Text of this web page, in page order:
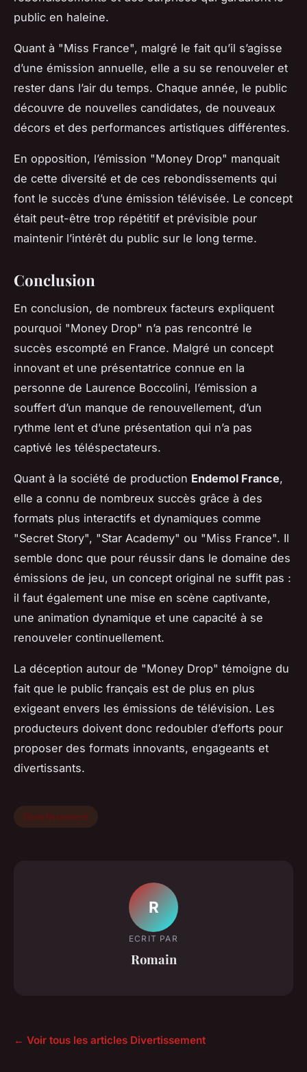
public en haleine.
Quant à "Miss France", malgré le fait qu’il s’agisse
d’une émission annuelle, elle a su se renouveler et
rester dans l’air du temps. Chaque année, le public
découvre de nouvelles candidates, de nouveaux
décors et des performances artistiques différentes.
En opposition, l’émission "Money Drop" manquait
de cette diversité et de ces rebondissements qui
font le succès d’une émission télévisée. Le concept
était peut-être trop répétitif et prévisible pour
maintenir l’intérêt du public sur le long terme.
Conclusion
En conclusion, de nombreux facteurs expliquent
pourquoi "Money Drop" n’a pas rencontré le
succès escompté en France. Malgré un concept
innovant et une présentatrice connue en la
personne de Laurence Boccolini, l’émission a
souffert d’un manque de renouvellement, d’un
rythme lent et d’une présentation qui n’a pas
captivé les téléspectateurs.
Quant à la société de production Endemol France,
elle a connu de nombreux succès grâce à des
formats plus interactifs et dynamiques comme
"Secret Story", "Star Academy" ou "Miss France". Il
semble donc que pour réussir dans le domaine des
émissions de jeu, un concept original ne suffit pas :
il faut également une mise en scène captivante,
une animation dynamique et une capacité à se
renouveler continuellement.
La déception autour de "Money Drop" témoigne du
fait que le public français est de plus en plus
exigeant envers les émissions de télévision. Les
producteurs doivent donc redoubler d’efforts pour
proposer des formats innovants, engageants et
divertissants.
Divertissement
R
ECRIT PAR
Romain
← Voir tous les articles Divertissement